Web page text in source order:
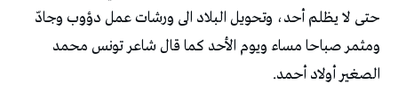
حتى لا يظلم أحد، وتحويل البلاد الى ورشات عمل دؤوب وجادّ
ومثمر صباحا مساء ويوم الأحد كما قال شاعر تونس محمد
الصغير أولاد أحمد.